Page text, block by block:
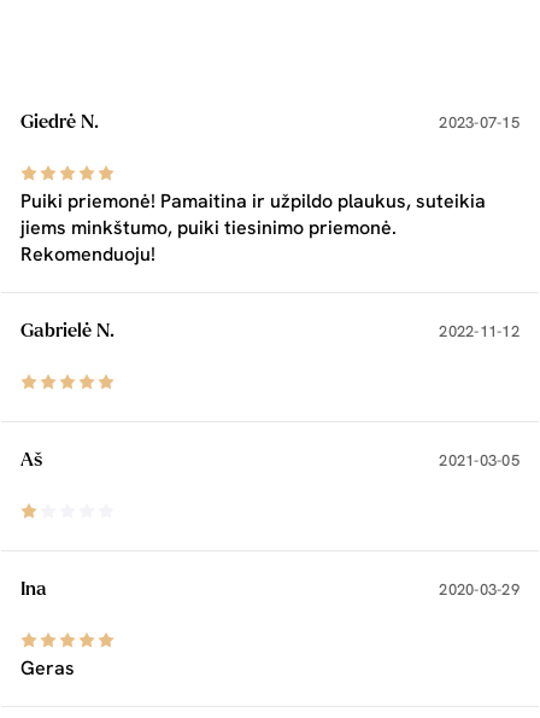
Giedrė N. 2023-07-15
Puiki priemonė! Pamaitina ir užpildo plaukus, suteikia
jiems minkštumo, puiki tiesinimo priemonė.
Rekomenduoju!
Gabrielė N. 2022-11-12
Aš 2021-03-05
Ina 2020-03-29
Geras